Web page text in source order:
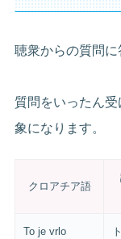
聴衆からの質問に
質問をいったん
象になります。
クロアチア語
To je vrlo